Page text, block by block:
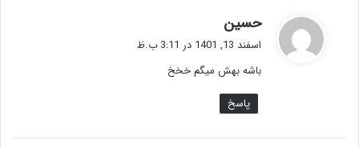
حسین
:
اسفند 13, 1401 در 3:11 ب.ظ
باشه بهش میگم خخخ
پاسخ